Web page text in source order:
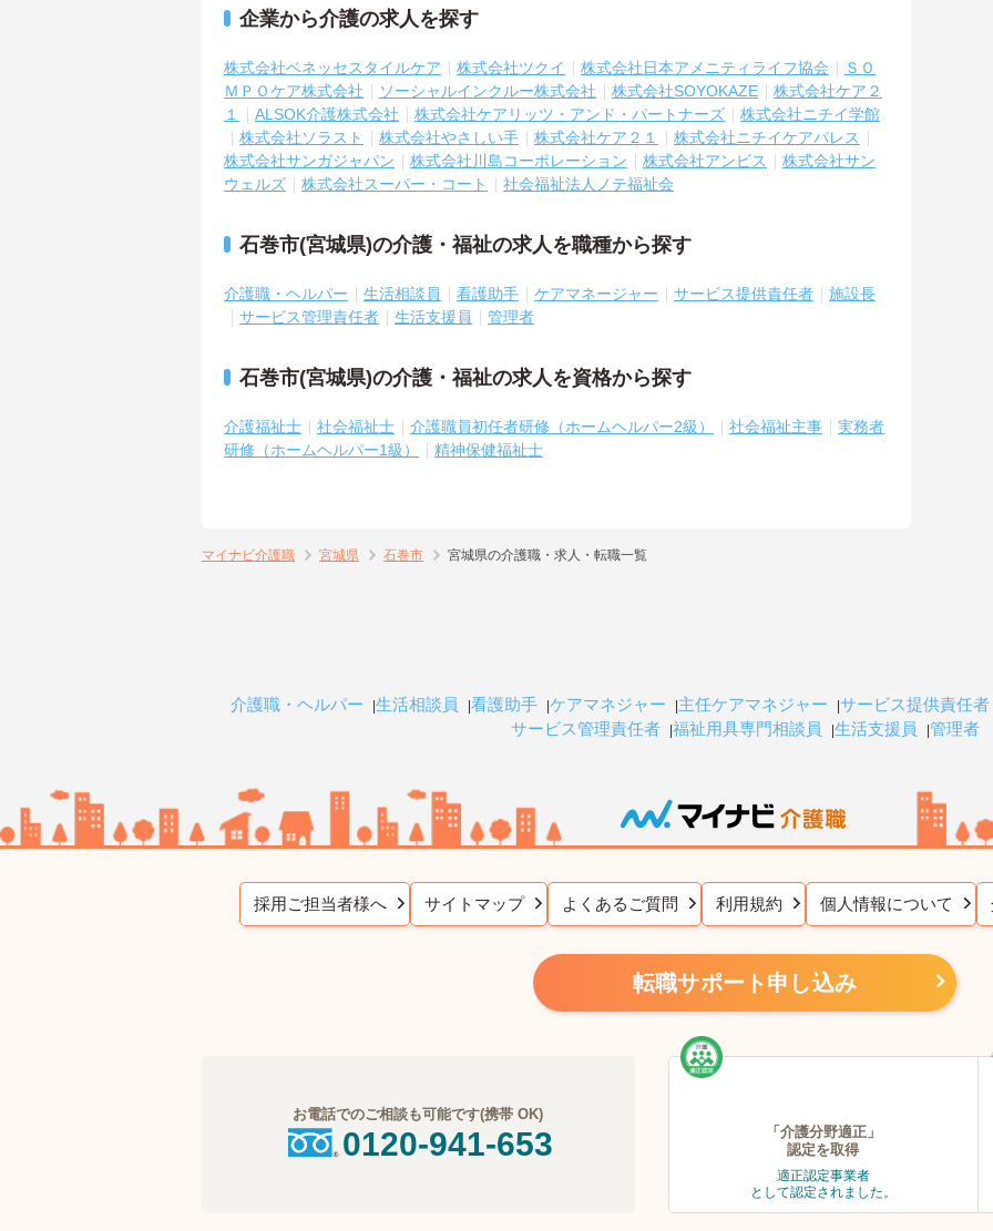
企業から介護の求人を探す
株式会社ベネッセスタイルケア 株式会社ツクイ 株式会社日本アメニティライフ協会
ＳＯ
ＭＰＯケア株式会社
ソーシャルインクルー株式会社 株式会社SOYOKAZE
株式会社ケア２
１
ALSOK介護株式会社 株式会社ケアリッツ・アンド・パートナーズ
株式会社ニチイ学館
株式会社ソラスト
株式会社やさしい手 株式会社ケア２１
株式会社ニチイケアパレス
株式会社サンガジャパン
株式会社川島コーポレーション 株式会社アンビス
株式会社サン
ウェルズ
株式会社スーパー・コート 社会福祉法人ノテ福祉会
石巻市(宮城県)の介護・福祉の求人を職種から探す
介護職・ヘルパー 生活相談員 看護助手 ケアマネージャー サービス提供責任者
施設長
サービス管理責任者
生活支援員 管理者
石巻市(宮城県)の介護・福祉の求人を資格から探す
介護福祉士 社会福祉士 介護職員初任者研修（ホームヘルパー2級） 社会福祉主事
実務者
研修（ホームヘルパー1級）
精神保健福祉士
マイナビ介護職 宮城県 石巻市 宮城県の介護職・求人・転職一覧
介護職・ヘルパー 生活相談員 看護助手 ケアマネジャー 主任ケアマネジャー
サービス提供責任者
サービス管理責任者
福祉用具専門相談員 生活支援員 管理者
採用ご担当者様へ サイトマップ よくあるご質問 利用規約 個人情報について
転職サポート申し込み
お電話でのご相談も可能です(携帯 OK)
0120-941-653
「介護分野適正」
認定を取得
適正認定事業者
として認定されました。